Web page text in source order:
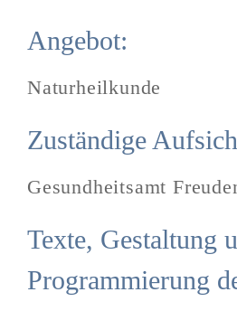
Angebot:
Naturheilkunde
Zuständige
Gesundheitsamt
Texte, Gestaltung
Programmierung